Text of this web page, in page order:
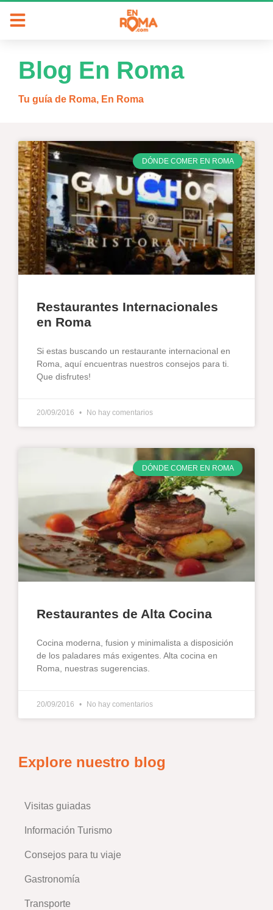
Blog En Roma
Tu guía de Roma, En Roma
DÓNDE COMER EN ROMA
Restaurantes Internacionales
en Roma
Si estas buscando un restaurante internacional en
Roma, aquí encuentras nuestros consejos para ti.
Que disfrutes!
20/09/2016 No hay comentarios
DÓNDE COMER EN ROMA
Restaurantes de Alta Cocina
Cocina moderna, fusion y minimalista a disposición
de los paladares más exigentes. Alta cocina en
Roma, nuestras sugerencias.
20/09/2016 No hay comentarios
Explore nuestro blog
Visitas guiadas
–
Información Turismo
Consejos para tu viaje
–
Gastronomía
Transporte